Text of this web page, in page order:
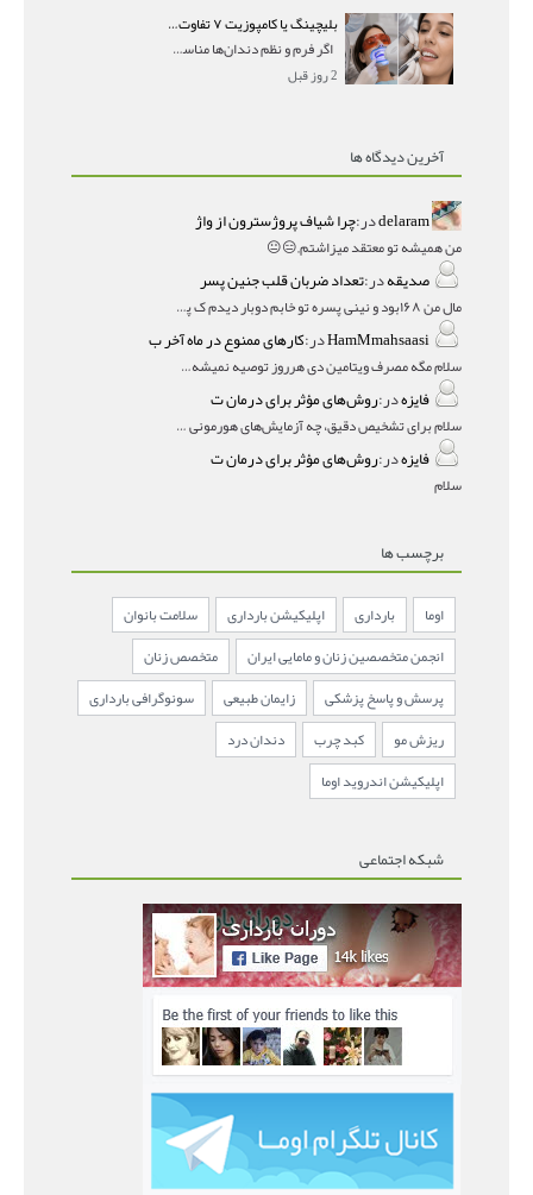
بلیچینگ یا کامپوزیت ۷ تفاوت مهم برای انتخاب درست
اگر فرم و نظم دندان‌ها مناسب است و مشکل
2 روز قبل
آخرین دیدگاه ها
delaramدر:چرا شیاف پروژسترون از واژ
من همیشه تو معتقد میزاشتم,,😑😐
صدیقهدر:تعداد ضربان قلب جنین پسر
مال من ۱۶۸بود و نینی پسره تو خابم دوبار دیدم ک پسره
HamMmahsaasiدر:کارهای ممنوع در ماه آخر ب
سلام مگه مصرف ویتامین دی هرروز توصیه نمیشه؟درمقاله میگه
فایزهدر:روش‌های مؤثر برای درمان ت
سلام برای تشخیص دقیق، چه آزمایش‌های هورمونی و چه سونوگر
فایزهدر:روش‌های مؤثر برای درمان ت
سلام
برچسب ها
اوما بارداری اپلیکیشن بارداری
سلامت بانوان
انجمن متخصصین زنان و مامایی ایران
متخصص زنان
پرسش و پاسخ پزشکی
زایمان طبیعی
سونوگرافی بارداری
ریزش مو
کبد چرب
دندان درد
اپلیکیشن اندروید اوما
شبکه اجتماعی